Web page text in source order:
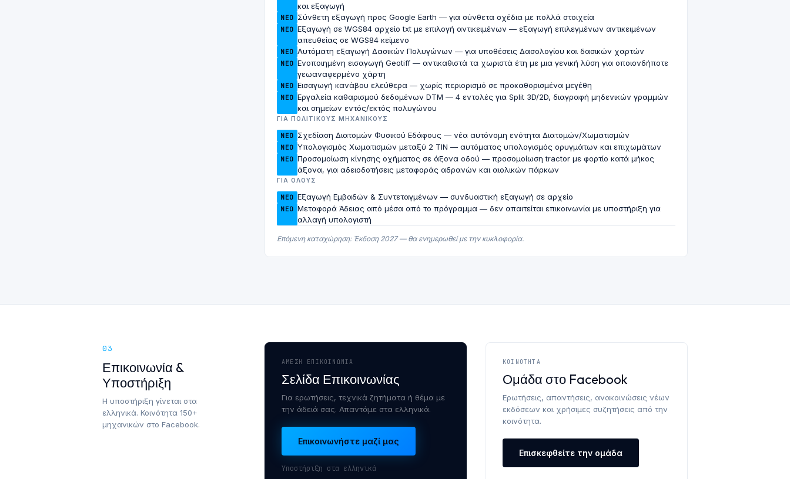
και εξαγωγή
ΝΈΟ Σύνθετη εξαγωγή προς Google Earth — για σύνθετα σχέδια με πολλά στοιχεία
ΝΈΟ Εξαγωγή σε WGS84 αρχείο txt με επιλογή αντικειμένων — εξαγωγή επιλεγμένων αντικειμένων
απευθείας σε WGS84 κείμενο
ΝΈΟ Αυτόματη εξαγωγή Δασικών Πολυγώνων — για υποθέσεις Δασολογίου και δασικών χαρτών
ΝΈΟ Ενοποιημένη εισαγωγή Geotiff — αντικαθιστά τα χωριστά έτη με μια γενική λύση για οποιονδήποτε
γεωαναφερμένο χάρτη
ΝΈΟ Εισαγωγή κανάβου ελεύθερα — χωρίς περιορισμό σε προκαθορισμένα μεγέθη
ΝΈΟ Εργαλεία καθαρισμού δεδομένων DTM — 4 εντολές για Split 3D/2D, διαγραφή μηδενικών γραμμών
και σημείων εντός/εκτός πολυγώνου
ΓΙΑ ΠΟΛΙΤΙΚΟΎΣ ΜΗΧΑΝΙΚΟΎΣ
ΝΈΟ Σχεδίαση Διατομών Φυσικού Εδάφους — νέα αυτόνομη ενότητα Διατομών/Χωματισμών
ΝΈΟ Υπολογισμός Χωματισμών μεταξύ 2 TIN — αυτόματος υπολογισμός ορυγμάτων και επιχωμάτων
ΝΈΟ Προσομοίωση κίνησης οχήματος σε άξονα οδού — προσομοίωση tractor με φορτίο κατά μήκος
άξονα, για αδειοδοτήσεις μεταφοράς αδρανών και αιολικών πάρκων
ΓΙΑ ΌΛΟΥΣ
ΝΈΟ Εξαγωγή Εμβαδών & Συντεταγμένων — συνδυαστική εξαγωγή σε αρχείο
ΝΈΟ Μεταφορά Άδειας από μέσα από το πρόγραμμα — δεν απαιτείται επικοινωνία με υποστήριξη για
αλλαγή υπολογιστή
Επόμενη καταχώρηση: Έκδοση 2027 — θα ενημερωθεί με την κυκλοφορία.
03
Επικοινωνία &
Υποστήριξη
Η υποστήριξη γίνεται στα
ελληνικά. Κοινότητα 150+
μηχανικών στο Facebook.
ΆΜΕΣΗ ΕΠΙΚΟΙΝΩΝΊΑ
Σελίδα Επικοινωνίας
Για ερωτήσεις, τεχνικά ζητήματα ή θέμα με
την άδειά σας. Απαντάμε στα ελληνικά.
Επικοινωνήστε μαζί μας
Υποστήριξη στα ελληνικά
ΚΟΙΝΌΤΗΤΑ
Ομάδα στο Facebook
Ερωτήσεις, απαντήσεις, ανακοινώσεις νέων
εκδόσεων και χρήσιμες συζητήσεις από την
κοινότητα.
Επισκεφθείτε την ομάδα